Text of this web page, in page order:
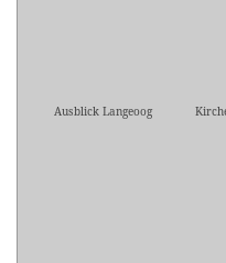
Ausblick Langeoog